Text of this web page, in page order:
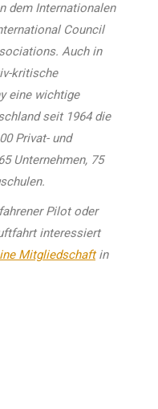
dem Internationalen
Council
Auch in
kritische
eine wichtige
seit 1964 die
Privat- und
Unternehmen, 75
Pilot oder
interessiert
Mitgliedschaftin